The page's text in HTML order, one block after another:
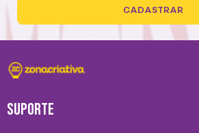
CADASTRAR
SUPORTE